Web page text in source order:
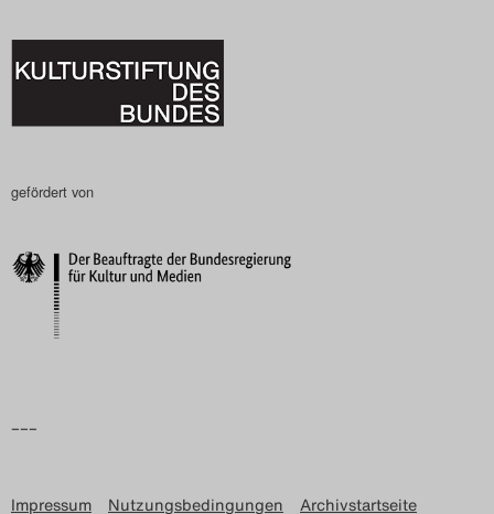
gefördert von
–––
Impressum Nutzungsbedingungen Archivstartseite